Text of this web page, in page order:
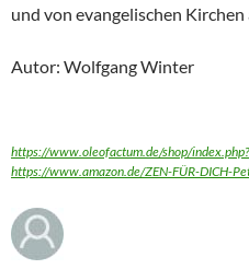
und von evangelischen
Autor: Wolfgang Winter
https://www.oleofactum.de/shop/
https://www.amazon.de/ZEN-FÜR-DICH-